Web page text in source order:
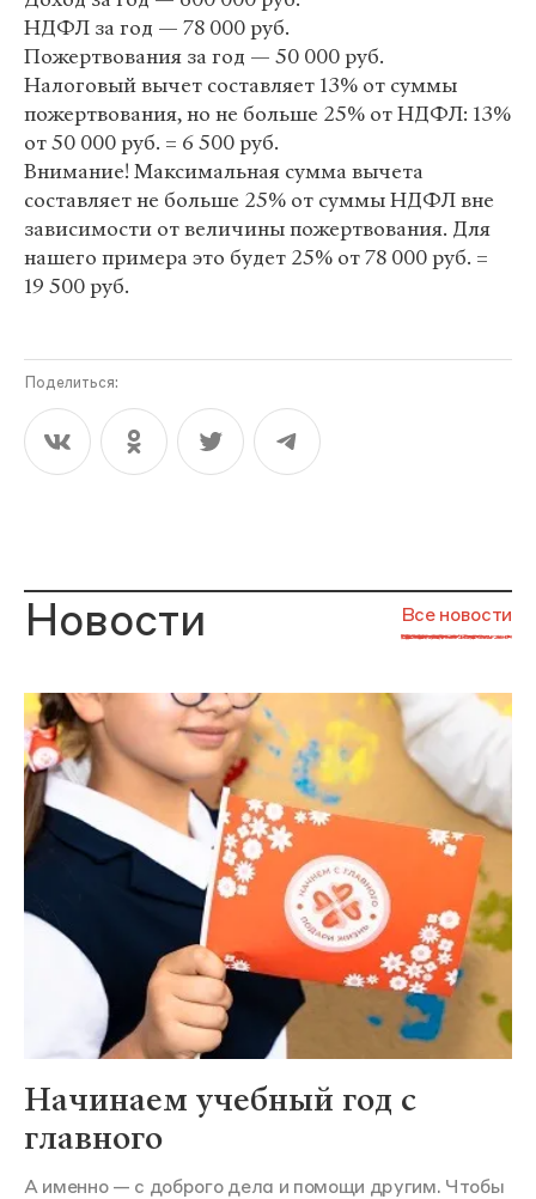
НДФЛ за год — 78 000 руб.
Пожертвования за год — 50 000 руб.
Налоговый вычет составляет 13% от суммы
пожертвования, но не больше 25% от НДФЛ: 13%
от 50 000 руб. = 6 500 руб.
Внимание! Максимальная сумма вычета
составляет не больше 25% от суммы НДФЛ вне
зависимости от величины пожертвования. Для
нашего примера это будет 25% от 78 000 руб. =
19 500 руб.
Поделиться:
Новости Все новости
Начинаем учебный год с
главного
А именно — с доброго дела и помощи другим. Чтобы